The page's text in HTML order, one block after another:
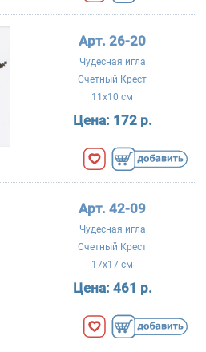
Арт. 26-20
Чудесная игла
Счетный Крест
11x10 см
Цена: 172 р.
Арт. 42-09
Чудесная игла
Счетный Крест
17x17 см
Цена: 461 р.